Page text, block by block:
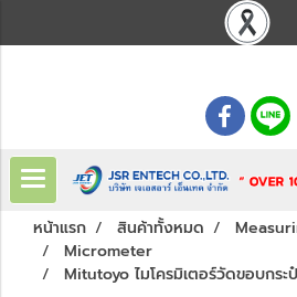
หน้าแรก สินค้าทั้งหมด
Micrometer
Mitutoyo ไมโครมิเตอร์วัดขอบกระ